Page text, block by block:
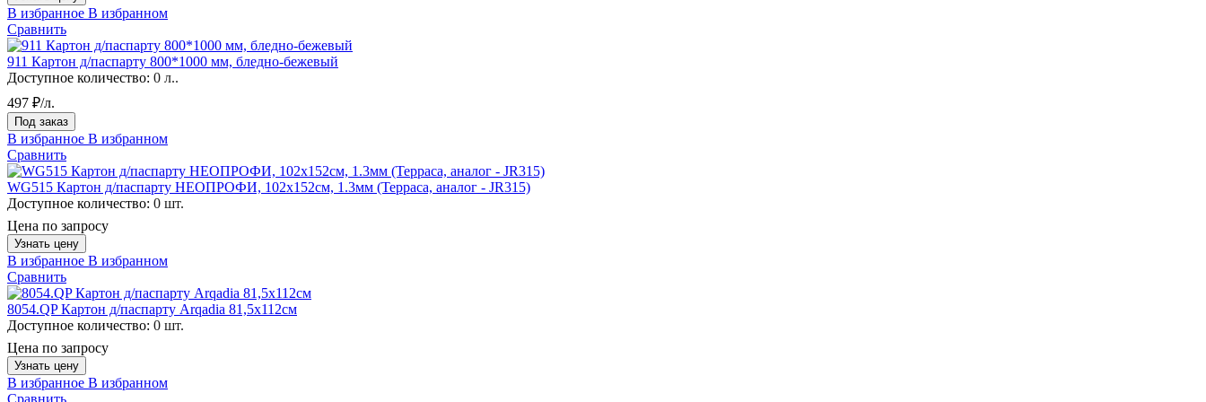
В избранное В избранном
Сравнить
911 Картон д/паспарту 800*1000 мм, бледно-бежевый
Доступное количество: 0 л..
497 ₽/л.
Под заказ
В избранное В избранном
Сравнить
WG515 Картон д/паспарту НЕОПРОФИ, 102x152см, 1.3мм (Терраса, аналог - JR315)
Доступное количество: 0 шт.
Цена по запросу
Узнать цену
В избранное В избранном
Сравнить
8054.QP Картон д/паспарту Arqadia 81,5х112см
Доступное количество: 0 шт.
Цена по запросу
Узнать цену
В избранное В избранном
Сравнить